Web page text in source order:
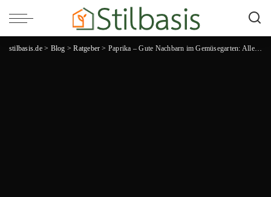
stilbasis.de> Blog >Ratgeber > Paprika – Gute Nachbarn im Gemüsegarten: Alles, was du über die perfekten Begleitpflanzen wissen musst